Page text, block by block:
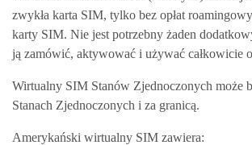
zwykła karta SIM, tylko bez opłat
karty SIM. Nie jest potrzebny żaden
ją zamówić, aktywować i używać całkowicie
Wirtualny SIM Stanów Zjednoczonych może
Stanach Zjednoczonych i za granicą.
Amerykański wirtualny SIM zawiera: